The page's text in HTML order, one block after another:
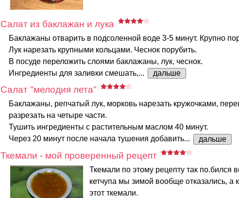
Салат из баклажан и лука
Баклажаны отварить в подсоленной воде 3-5 минут. Крупно
Лук нарезать крупными кольцами. Чеснок порубить.
В посуде переложить слоями баклажаны, лук, чеснок.
Ингредиенты для заливки смешать,...
дальше
Салат "мелодия лета"
Баклажаны, репчатый лук, морковь нарезать кружочками,
разрезать на четыре части.
Тушить ингредиенты с растительным маслом 40 минут.
Через 20 минут после начала тушения добавить...
дальше
Ткемали - мой проверенный рецепт
Ткемали по этому рецепту так по.бился
кетчупа мы зимой вообще отказались, а
этот ткемали.